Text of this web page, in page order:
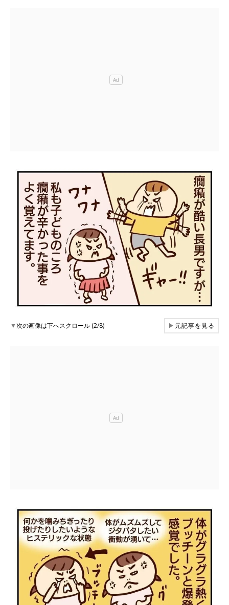
▼次の画像は下へスクロール (2/8) ▶元記事を見る